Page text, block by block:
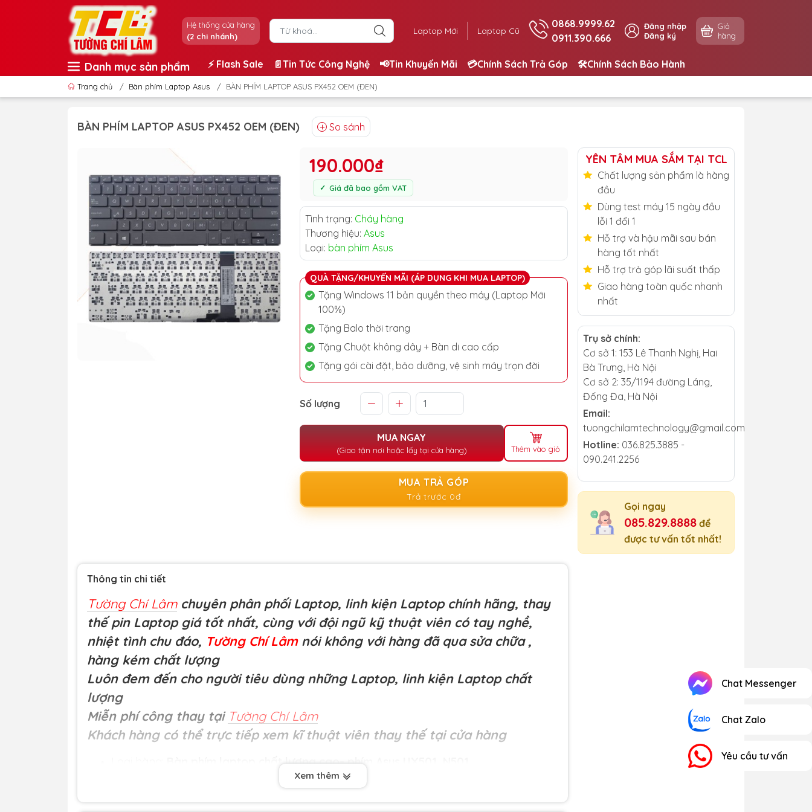
Hệ thống cửa hàng
(2 chi nhánh)
Laptop Mới Laptop Cũ
0868.9999.62
0911.390.666
Đăng nhập
Đăng ký
Giỏ
hàng
Danh mục sản phẩm ⚡️ Flash Sale 📄Tin Tức Công Nghệ 📢Tin Khuyến Mãi 💳Chính Sách Trả Góp 🛠️Chính Sách Bảo Hành
Trang chủ / Bàn phím Laptop Asus / BÀN PHÍM LAPTOP ASUS PX452 OEM (ĐEN)
BÀN PHÍM LAPTOP ASUS PX452 OEM (ĐEN) So sánh
190.000₫
Giá đã bao gồm VAT
Tình trạng: Cháy hàng
Thương hiệu: Asus
Loại: bàn phím Asus
QUÀ TẶNG/KHUYẾN MÃI (ÁP DỤNG KHI MUA LAPTOP)
Tặng Windows 11 bản quyền theo máy (Laptop Mới
100%)
Tặng Balo thời trang
Tặng Chuột không dây + Bàn di cao cấp
Tặng gói cài đặt, bảo dưỡng, vệ sinh máy trọn đời
Số lượng
MUA NGAY
(Giao tận nơi hoặc lấy tại cửa hàng) Thêm vào giỏ
MUA TRẢ GÓP
Trả trước 0đ
YÊN TÂM MUA SẮM TẠI TCL
Chất lượng sản phẩm là hàng
đầu
Dùng test máy 15 ngày đầu
lỗi 1 đổi 1
Hỗ trợ và hậu mãi sau bán
hàng tốt nhất
Hỗ trợ trả góp lãi suất thấp
Giao hàng toàn quốc nhanh
nhất
Trụ sở chính:
Cơ sở 1: 153 Lê Thanh Nghị, Hai
Bà Trưng, Hà Nội
Cơ sở 2: 35/1194 đường Láng,
Đống Đa, Hà Nội
Email:
tuongchilamtechnology@gmail.com
Hotline: 036.825.3885 -
090.241.2256
Gọi ngay
085.829.8888 để
được tư vấn tốt nhất!
Thông tin chi tiết
Tường Chí Lâm chuyên phân phối Laptop, linh kiện Laptop chính hãng, thay
thế pin Laptop giá tốt nhất, cùng với đội ngũ kỹ thuật viên có tay nghề,
nhiệt tình chu đáo, Tường Chí Lâm nói không với hàng đã qua sửa chữa ,
hàng kém chất lượng
Luôn đem đến cho người tiêu dùng những Laptop, linh kiện Laptop chất
lượng
Miễn phí công thay tại Tường Chí Lâm
Khách hàng có thể trực tiếp xem kĩ thuật viên thay thế tại cửa hàng
Bàn phím laptop chất lượng cao- phím Asus
Bảo hành và dịch vụ: Bảo hành dài hạn 9 tháng .1 đổi 1 ngay lập tức trong 9 tháng khi
phát sinh các lỗi của nhà sản xuất như liệt nút, loạn bàn phím, phím ấn lúc được lúc
Xem thêm
Chat Messenger
Chat Zalo
Yêu cầu tư vấn